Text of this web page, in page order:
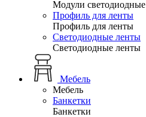
Модули светодиодные
Профиль для ленты
Профиль для ленты
Светодиодные ленты
Светодиодные ленты
Мебель
Мебель
Банкетки
Банкетки